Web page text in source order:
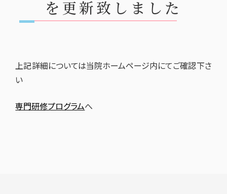
を更新致しました
上記詳細については当院ホームページ内にてご確認下さ
い
専門研修プログラムへ